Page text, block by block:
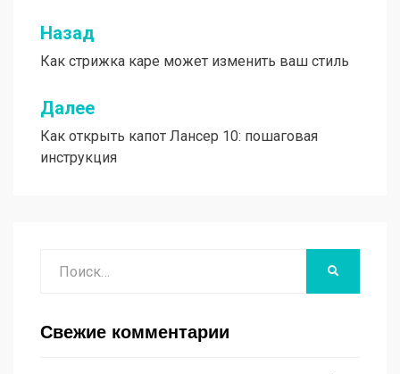
Навигация
по
записям
Назад
Как стрижка каре может изменить ваш стиль
Далее
Как открыть капот Лансер 10: пошаговая
инструкция
Свежие комментарии